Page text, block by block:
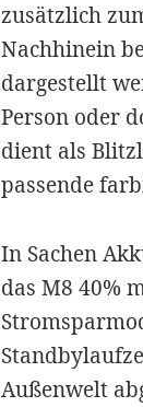
zusätzlich
Nachhinein
dargestellt
Person oder
dient als
passende
In Sachen
das M8 40%
Außenwelt